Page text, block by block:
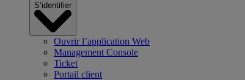
S’identifier
Ouvrir l’application Web
Management Console
Ticket
Portail client